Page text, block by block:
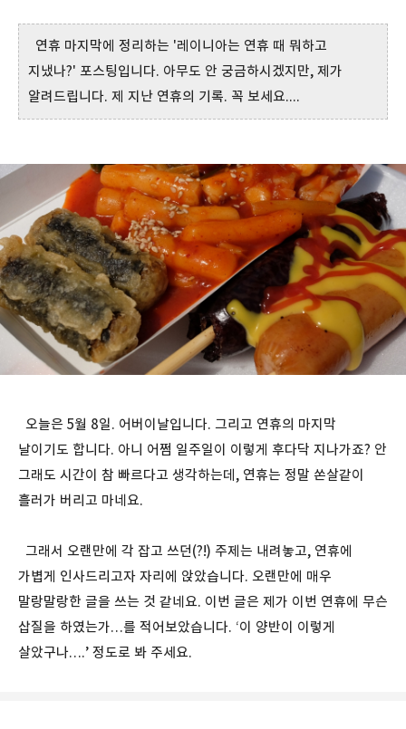
연휴 마지막에 정리하는 '레이니아는 연휴 때 뭐하고
지냈나?' 포스팅입니다. 아무도 안 궁금하시겠지만, 제가
알려드립니다. 제 지난 연휴의 기록. 꼭 보세요....
오늘은 5월 8일. 어버이날입니다. 그리고 연휴의 마지막
날이기도 합니다. 아니 어쩜 일주일이 이렇게 후다닥 지나가죠? 안
그래도 시간이 참 빠르다고 생각하는데, 연휴는 정말 쏜살같이
흘러가 버리고 마네요.
그래서 오랜만에 각 잡고 쓰던(?!) 주제는 내려놓고, 연휴에
가볍게 인사드리고자 자리에 앉았습니다. 오랜만에 매우
말랑말랑한 글을 쓰는 것 같네요. 이번 글은 제가 이번 연휴에 무슨
삽질을 하였는가…를 적어보았습니다. ‘이 양반이 이렇게
살았구나….’ 정도로 봐 주세요.